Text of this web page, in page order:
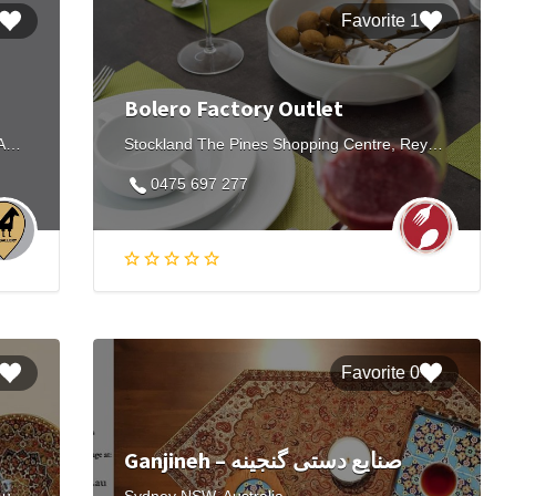
430 Paddington Street, Paddington NSW, Australia
1 Favorite
Bolero Factory Outlet
Stockland The Pines Shopping Centre, Reynolds Road, Doncaster East VIC, Australia
0475 697 277
0 Favorite
Ganjineh – صنایع دستی گنجینه